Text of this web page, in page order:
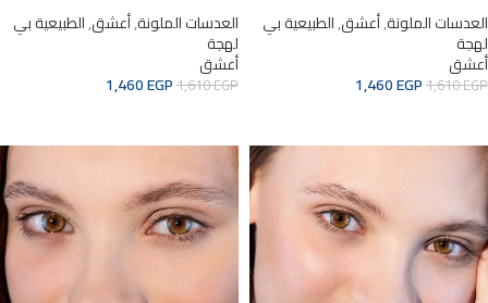
العدسات الملونة,أعشق,الطبيعية بي
لهجة
أعشق
1,610EGP
1,460EGP
العدسات الملونة,أعشق,الطبيعية بي
لهجة
أعشق
1,610EGP
1,460EGP